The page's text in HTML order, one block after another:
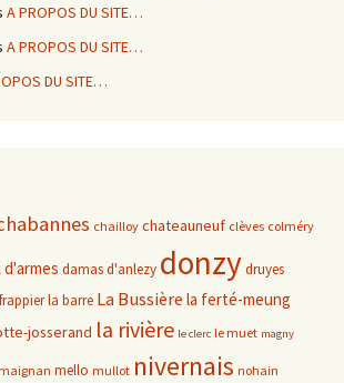
A PROPOS DU SITE…
A PROPOS DU SITE…
DU SITE…
chailloy chateauneuf clèves colméry
d'armes damas d'anlezy donzydruyes
frappierla barre La Bussière la ferté-meung
josserand la rivière le clerc le muet magny
maignan mello mullot nivernais nohain